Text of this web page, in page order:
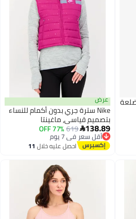
عرض
Nike سترة جري بدون أكمام للنساء
بتصميم قياسي، ماغينتا

619
77% OFFأقل سعر في 7 يوم
توصيل مجاني
أقل سعر في 7 يوماحصل عليه خلال11
اغسطس